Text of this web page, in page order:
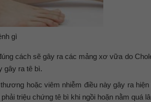
gì
cách sẽ gây ra các mảng xơ vữa do
gây ra tê bì.
hoặc viêm nhiễm điều này gây ra
triệu chứng tê bì khi ngồi hoặn nằm quá